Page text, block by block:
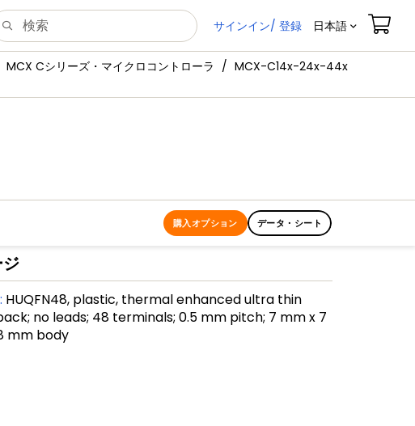
サインイン/ 登録 日本語
MCX Cシリーズ・マイクロコントローラ
MCX-C14x-24x-44x
購入オプション データ・シート
: HUQFN48, plastic, thermal enhanced ultra thin
no leads; 48 terminals; 0.5 mm pitch; 7 mm x 7
mm body